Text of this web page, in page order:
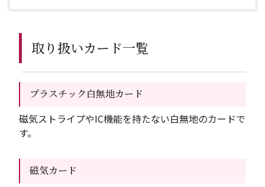
取り扱いカード一覧
プラスチック白無地カード
磁気ストライプやIC機能を持たない白無地のカードで
す。
磁気カード